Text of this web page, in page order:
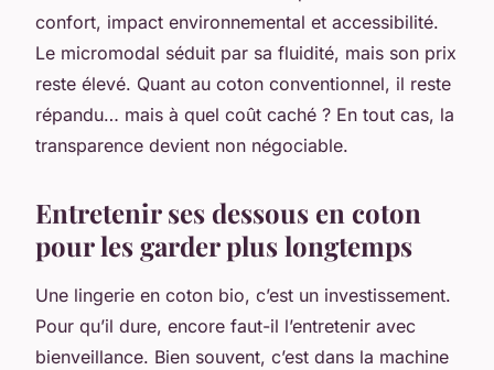
confort, impact environnemental et accessibilité.
Le micromodal séduit par sa fluidité, mais son prix
reste élevé. Quant au coton conventionnel, il reste
répandu… mais à quel coût caché ? En tout cas, la
transparence devient non négociable.
Entretenir ses dessous en coton
pour les garder plus longtemps
Une lingerie en coton bio, c’est un investissement.
Pour qu’il dure, encore faut-il l’entretenir avec
bienveillance. Bien souvent, c’est dans la machine